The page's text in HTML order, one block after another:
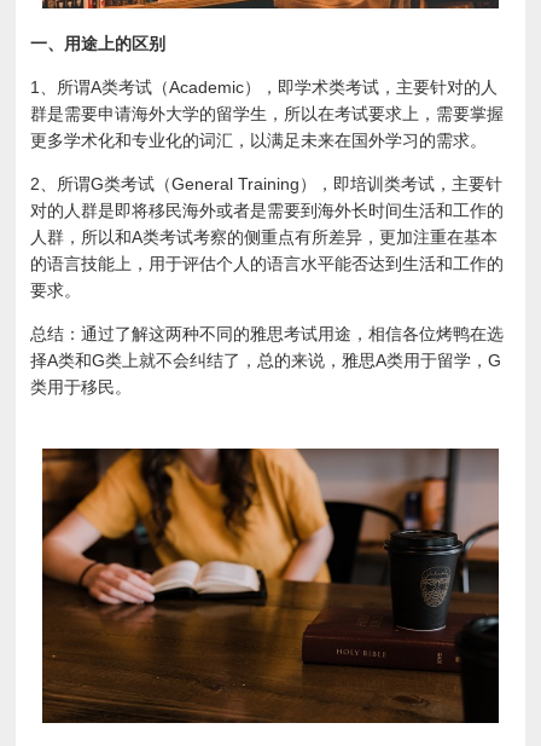
一、 用途上的区别
1、所谓A类考试（Academic），即学术类考试，主要针对的人
群是需要申请海外大学的留学生，所以在考试要求上，需要掌握
更多学术化和专业化的词汇，以满足未来在国外学习的需求。
2、所谓G类考试（General Training），即培训类考试，主要针
对的人群是即将移民海外或者是需要到海外长时间生活和工作的
人群，所以和A类考试考察的侧重点有所差异，更加注重在基本
的语言技能上，用于评估个人的语言水平能否达到生活和工作的
要求。
总结：通过了解这两种不同的雅思考试用途，相信各位烤鸭在选
择A类和G类上就不会纠结了，总的来说，雅思A类用于留学，G
类用于移民。